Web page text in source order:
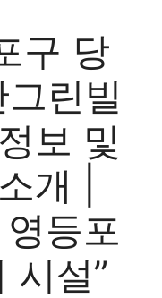
구 당
린빌
보 및
개 |
등포
시설”